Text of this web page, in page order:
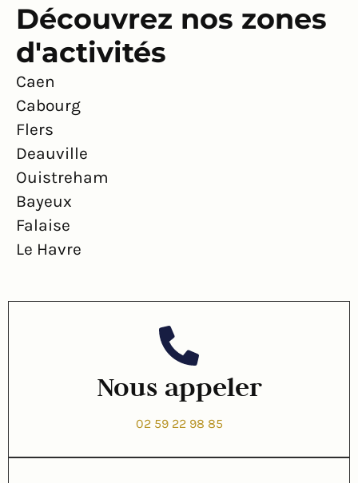
Découvrez nos zones
d'activités
Caen
Cabourg
Flers
Deauville
Ouistreham
Bayeux
Falaise
Le Havre
Nous appeler
02 59 22 98 85